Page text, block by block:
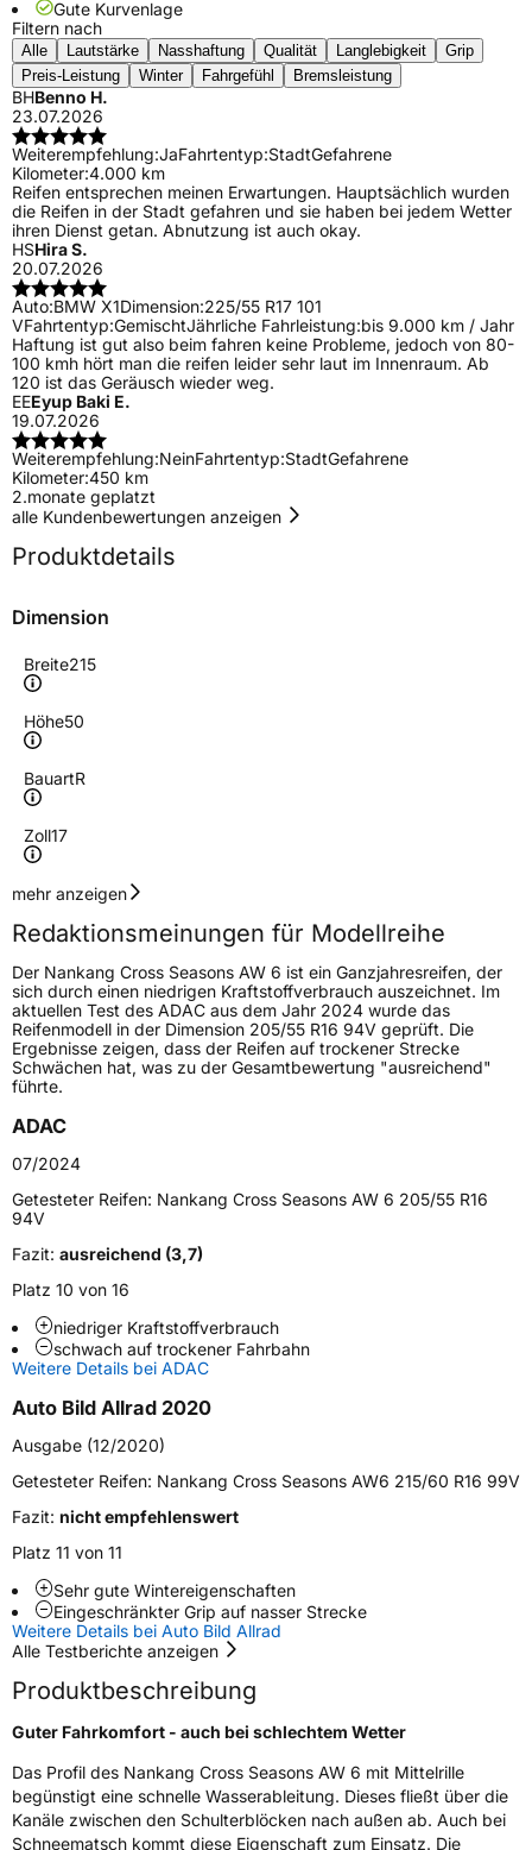
Gute Kurvenlage
Filtern nach
Alle Lautstärke Nasshaftung Qualität Langlebigkeit
Grip
Preis-Leistung
Winter Fahrgefühl Bremsleistung
BHBenno H.
23.07.2026
Weiterempfehlung:JaFahrtentyp:StadtGefahrene
Kilometer:4.000 km
Reifen entsprechen meinen Erwartungen. Hauptsächlich wurden
die Reifen in der Stadt gefahren und sie haben bei jedem Wetter
ihren Dienst getan. Abnutzung ist auch okay.
HSHira S.
20.07.2026
Auto:BMW X1Dimension:225/55 R17 101
VFahrtentyp:GemischtJährliche Fahrleistung:bis 9.000 km / Jahr
Haftung ist gut also beim fahren keine Probleme, jedoch von 80-
100 kmh hört man die reifen leider sehr laut im Innenraum. Ab
120 ist das Geräusch wieder weg.
EEEyup Baki E.
19.07.2026
Weiterempfehlung:NeinFahrtentyp:StadtGefahrene
Kilometer:450 km
2.monate geplatzt
alle Kundenbewertungen anzeigen
Produktdetails
Dimension
Breite215
Höhe50
BauartR
Zoll17
Geschwindigkeitsindex
Höchstgeschwindigkeit
270 km/h
Lastindex95
Höchstlast690 kg
Generelle Merkmale
Fahrzeugtyp
Verwendung
ModellnameCross Seasons AW 6
Fahrzeugart PKW & SUV
Weitere Eigenschaften
SchlauchtypTL
ZustandNeureifen
M+SJa
VerstärktXL
EU Label
EffizienzC
NasshaftungB
Rollgeräusch (Klasse)B
Rollgeräusch (dB)72
FahrzeugklasseC1
mehr anzeigen
Redaktionsmeinungen für Modellreihe
Der Nankang Cross Seasons AW 6 ist ein Ganzjahresreifen, der
sich durch einen niedrigen Kraftstoffverbrauch auszeichnet. Im
aktuellen Test des ADAC aus dem Jahr 2024 wurde das
Reifenmodell in der Dimension 205/55 R16 94V geprüft. Die
Ergebnisse zeigen, dass der Reifen auf trockener Strecke
Schwächen hat, was zu der Gesamtbewertung "ausreichend"
führte.
ADAC
07/2024
Getesteter Reifen: Nankang Cross Seasons AW 6 205/55 R16
94V
Fazit: ausreichend (3,7)
Platz 10 von 16
niedriger Kraftstoffverbrauch
schwach auf trockener Fahrbahn
Weitere Details bei ADAC
Auto Bild Allrad 2020
Ausgabe (12/2020)
Getesteter Reifen: Nankang Cross Seasons AW6 215/60 R16 99V
Fazit: nicht empfehlenswert
Platz 11 von 11
Sehr gute Wintereigenschaften
Eingeschränkter Grip auf nasser Strecke
Weitere Details bei Auto Bild Allrad
Alle Testberichte anzeigen
Produktbeschreibung
Guter Fahrkomfort - auch bei schlechtem Wetter
Das Profil des Nankang Cross Seasons AW 6 mit Mittelrille
begünstigt eine schnelle Wasserableitung. Dieses fließt über die
Kanäle zwischen den Schulterblöcken nach außen ab. Auch bei
Schneematsch kommt diese Eigenschaft zum Einsatz. Die